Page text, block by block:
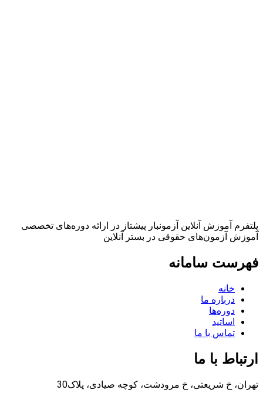
پلتفرم آموزش آنلاین آزمونبار پیشتاز در ارائه دوره‌های تخصصی
آموزش آزمون‌های حقوقی در بستر آنلاین
فهرست سامانه
خانه
درباره ما
دوره‌ها
اساتید
تماس با ما
ارتباط با ما
تهران، خ شریعتی، خ مرودشت، کوچه صیادی، پلاک30